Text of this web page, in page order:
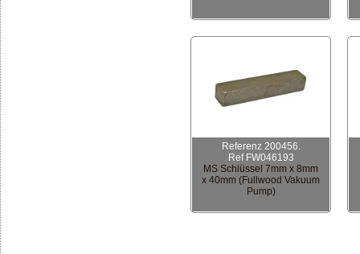
Referenz 200456.
Ref FW046193
MS Schlüssel 7mm x 8mm
x 40mm (Fullwood Vakuum
Pump)